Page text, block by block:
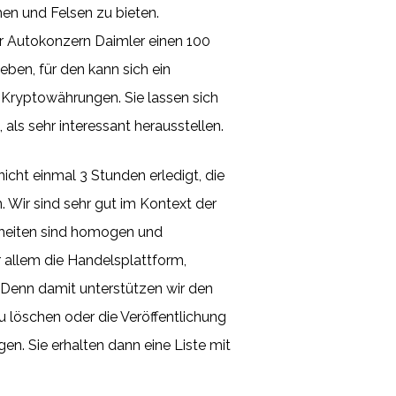
und Felsen zu bieten.
Daimler einen 100
für den kann sich ein
Sie lassen sich
sehr interessant herausstellen.
einmal 3 Stunden erledigt, die
Wir sind sehr gut im Kontext der
sind homogen und
allem die Handelsplattform,
damit unterstützen wir den
löschen oder die Veröffentlichung
Sie erhalten dann eine Liste mit